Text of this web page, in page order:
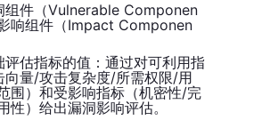
组件（Vulnerable Componen
响组件（Impact Componen
评估指标的值：通过对可利用指
向量/攻击复杂度/所需权限/用
围）和受影响指标（机密性/完
性）给出漏洞影响评估。